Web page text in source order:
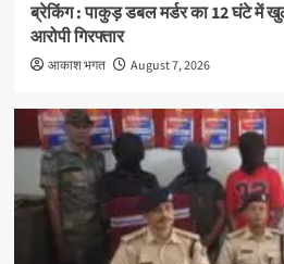
ब्रेकिंग : पाकुड़ डबल मर्डर का 12 घंटे में
आरोपी गिरफ्तार
आकाश भगत August 7, 2026